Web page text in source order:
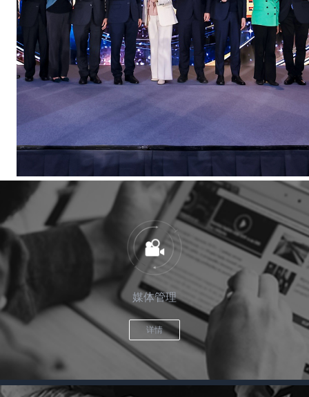
专业服务
现代传讯以丰富的传媒经验及热诚的态度，
为您提供专业，全面的财经公关顾问服务。
媒体管理
详情